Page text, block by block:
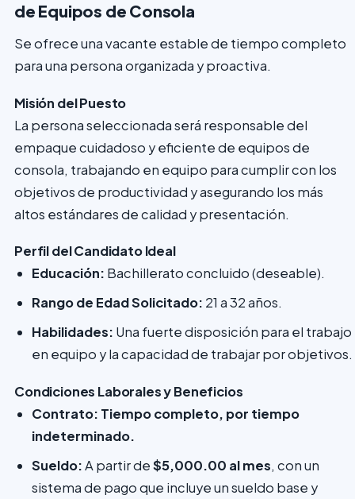
de Equipos de Consola
Se ofrece una vacante estable de tiempo completo
para una persona organizada y proactiva.
Misión del Puesto
La persona seleccionada será responsable del
empaque cuidadoso y eficiente de equipos de
consola, trabajando en equipo para cumplir con los
objetivos de productividad y asegurando los más
altos estándares de calidad y presentación.
Perfil del Candidato Ideal
Educación: Bachillerato concluido (deseable).
Rango de Edad Solicitado: 21 a 32 años.
Habilidades: Una fuerte disposición para el trabajo
en equipo y la capacidad de trabajar por objetivos.
Condiciones Laborales y Beneficios
Contrato: Tiempo completo, por tiempo
indeterminado.
Sueldo:A partir de$5,000.00 al mes, con un
sistema de pago que incluye un sueldo base y